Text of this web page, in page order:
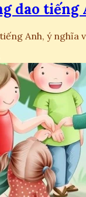
dao
Anh, ý nghĩa